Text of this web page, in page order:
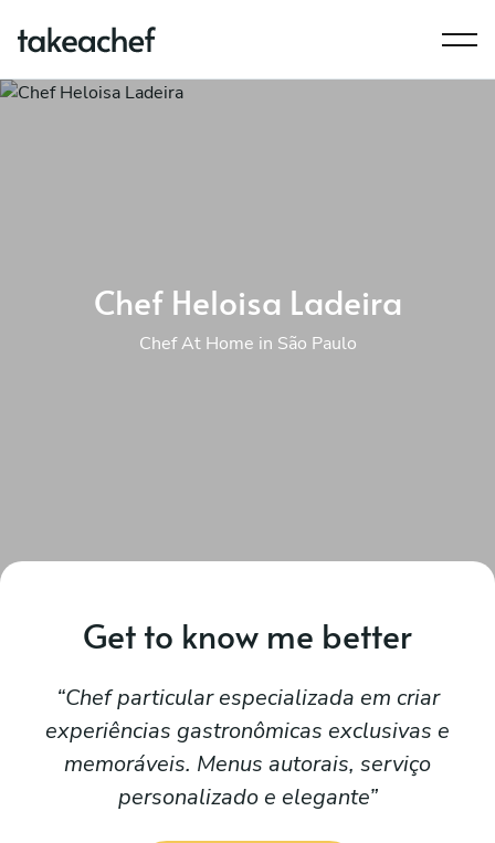
Chef Heloisa Ladeira
Chef At Home in São Paulo
Get to know me better
Chef particular especializada em criar
experiências gastronômicas exclusivas e
memoráveis. Menus autorais, serviço
personalizado e elegante